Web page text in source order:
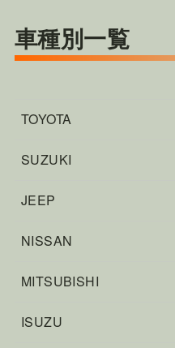
車種別一覧
TOYOTA
SUZUKI
JEEP
NISSAN
MITSUBISHI
ISUZU